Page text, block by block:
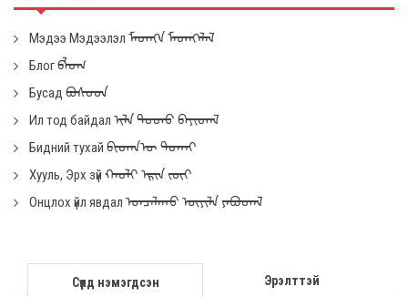
Мэдээ Мэдээлэл ᠮᠡᠳᠡᢉᠡ ᠮᠡᠳᠡᢉᠡᠯᠡᠯ
Блог ᠪᠯᠤᠭ
Бусад ᠪᠤᠰᠤᠳ
Ил тод байдал ᠢᠯᠡ ᠲᠣᠳᠤ ᠪᠠᠶᠢᠳᠠᠯ
Бидний тухай ᠪᠢᠳᠡᠨ᠎ᠦ ᠲᠤᠬᠠᠢ
Хууль, Эрх зүй ᠬᠠᠤᠯᠢ ᠡᠷᢈᠡ ᠵᠦᠢ
Онцлох үйл явдал ᠣᠨᠴᠠᠯᠠᠬᠤ ᠦᠶᠢᠯᠡ ᠶᠠᠪᠤᠳᠠᠯ
Сүүлд нэмэгдсэн Эрэлттэй